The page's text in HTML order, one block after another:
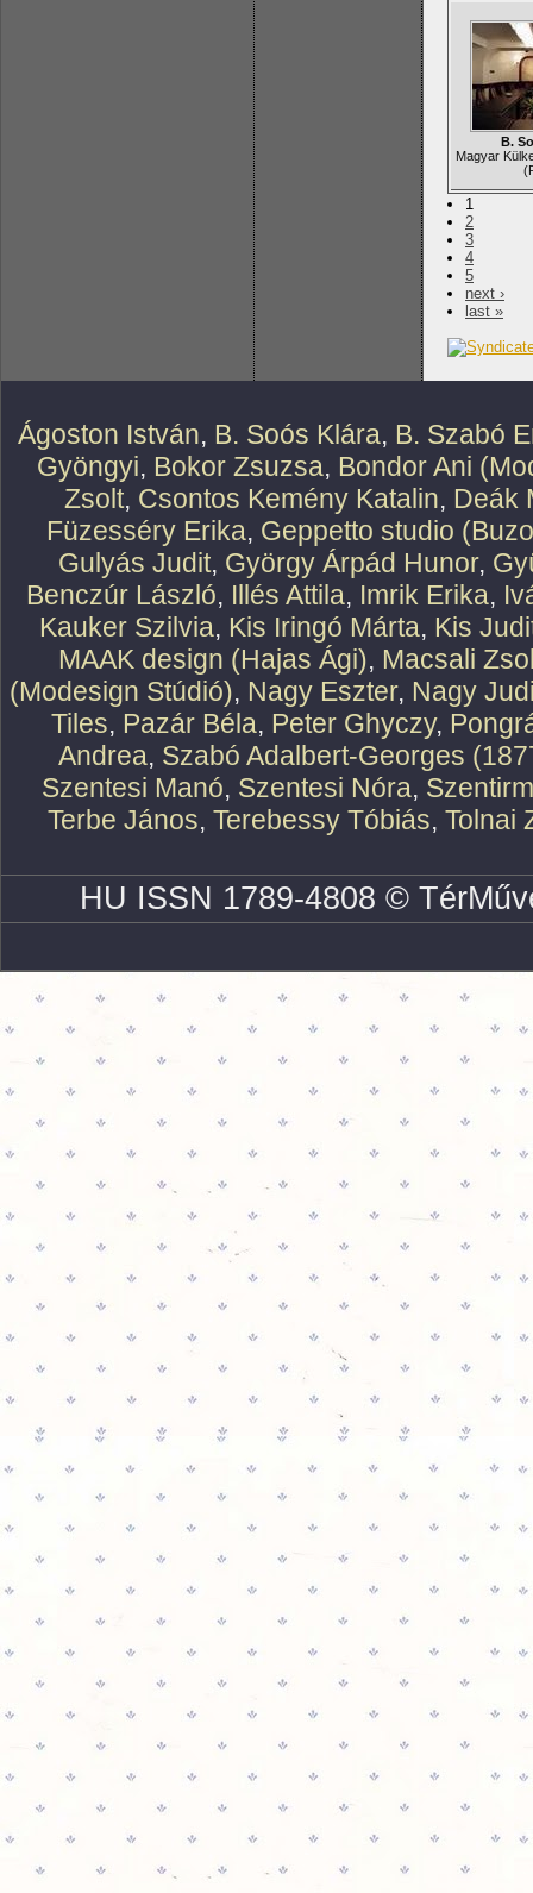
B.
Magyar
1
2
3
4
5
next ›
last »
Ágoston István, B. Soós Klára, B. Szabó
Gyöngyi, Bokor Zsuzsa, Bondor Ani
Zsolt, Csontos Kemény Katalin, Deák
Füzesséry Erika, Geppetto studio
Gulyás Judit, György Árpád Hunor,
Benczúr László, Illés Attila, Imrik Erika,
Kauker Szilvia, Kis Iringó Márta, Kis
MAAK design (Hajas Ági), Macsali
(Modesign Stúdió), Nagy Eszter, Nagy
Tiles, Pazár Béla, Peter Ghyczy,
Andrea, Szabó Adalbert-Georges
Szentesi Manó, Szentesi Nóra,
Terbe János, Terebessy Tóbiás, Tolnai
HU ISSN 1789-4808 ©